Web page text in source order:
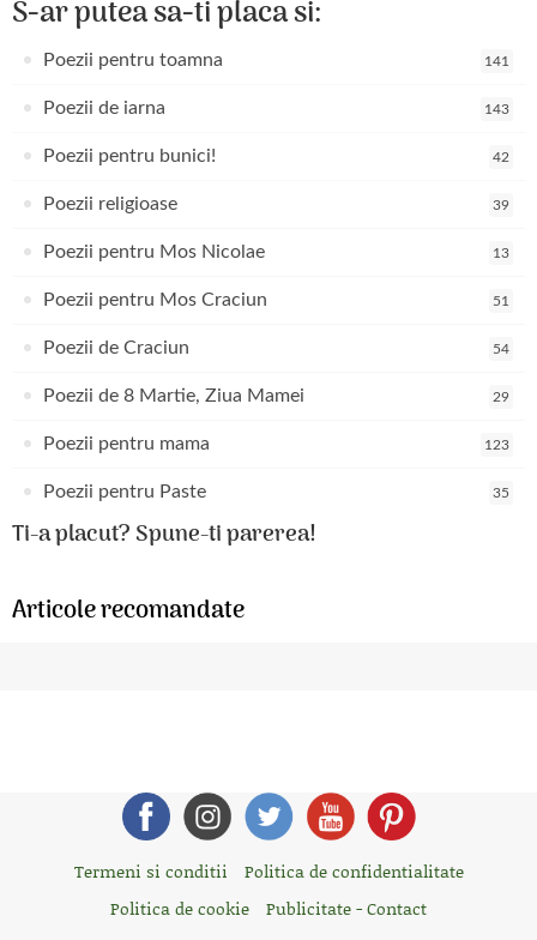
S-ar putea sa-ti placa si:
Poezii pentru toamna 141
Poezii de iarna 143
Poezii pentru bunici! 42
Poezii religioase 39
Poezii pentru Mos Nicolae 13
Poezii pentru Mos Craciun 51
Poezii de Craciun 54
Poezii de 8 Martie, Ziua Mamei 29
Poezii pentru mama 123
Poezii pentru Paste 35
Ti-a placut? Spune-ti parerea!
Articole recomandate
Termeni si conditii
Politica de confidentialitate
Politica de cookie
Publicitate - Contact